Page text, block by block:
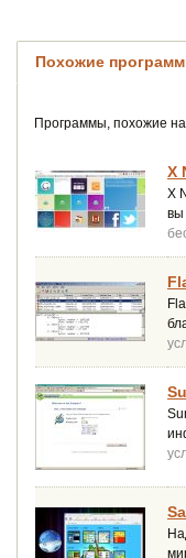
Похожие
Программы, похожие на
X
X
вы